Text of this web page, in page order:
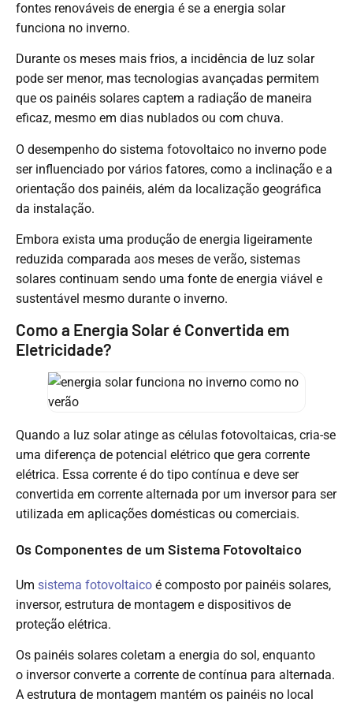
fontes renováveis de energia é se a energia solar
funciona no inverno.
Durante os meses mais frios, a incidência de luz solar
pode ser menor, mas tecnologias avançadas permitem
que os painéis solares captem a radiação de maneira
eficaz, mesmo em dias nublados ou com chuva.
O desempenho do sistema fotovoltaico no inverno pode
ser influenciado por vários fatores, como a inclinação e a
orientação dos painéis, além da localização geográfica
da instalação.
Embora exista uma produção de energia ligeiramente
reduzida comparada aos meses de verão, sistemas
solares continuam sendo uma fonte de energia viável e
sustentável mesmo durante o inverno.
Como a Energia Solar é Convertida em
Eletricidade?
Quando a luz solar atinge as células fotovoltaicas, cria-se
uma diferença de potencial elétrico que gera corrente
elétrica. Essa corrente é do tipo contínua e deve ser
convertida em corrente alternada por um inversor para ser
utilizada em aplicações domésticas ou comerciais.
Os Componentes de um Sistema Fotovoltaico
Um sistema fotovoltaico é composto por painéis solares,
inversor, estrutura de montagem e dispositivos de
proteção elétrica.
Os painéis solares coletam a energia do sol, enquanto
o inversor converte a corrente de contínua para alternada.
A estrutura de montagem mantém os painéis no local